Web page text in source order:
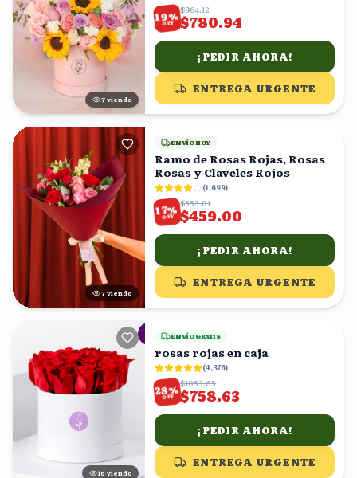
8 viendo
19%
OFF
$964.12
$780.94
¡PEDIR AHORA!
ENTREGA URGENTE
6 viendo
ENVÍO HOY
Ramo de Rosas Rojas, Rosas
Rosas y Claveles Rojos
(1,699)
17%
OFF
$553.01
$459.00
¡PEDIR AHORA!
ENTREGA URGENTE
15 viendo
ENVÍO GRATIS
rosas rojas en caja
(4,376)
28%
OFF
$1053.65
$758.63
¡PEDIR AHORA!
ENTREGA URGENTE